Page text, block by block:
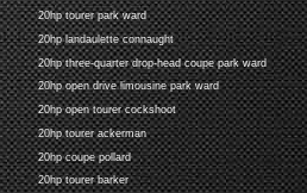
20hp tourer park ward
20hp landaulette connaught
20hp three-quarter drop-head coupe park ward
20hp open drive limousine park ward
20hp open tourer cockshoot
20hp tourer ackerman
20hp coupe pollard
20hp tourer barker